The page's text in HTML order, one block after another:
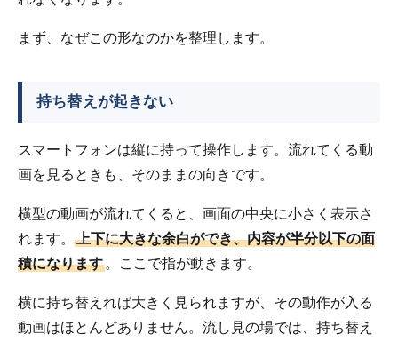
まず、なぜこの形なのかを整理します。
持ち替えが起きない
スマートフォンは縦に持って操作します。流れてくる動
画を見るときも、そのままの向きです。
横型の動画が流れてくると、画面の中央に小さく表示さ
れます。 上下に大きな余白ができ、内容が半分以下の面
積になります。ここで指が動きます。
横に持ち替えれば大きく見られますが、その動作が入る
動画はほとんどありません。流し見の場では、持ち替え